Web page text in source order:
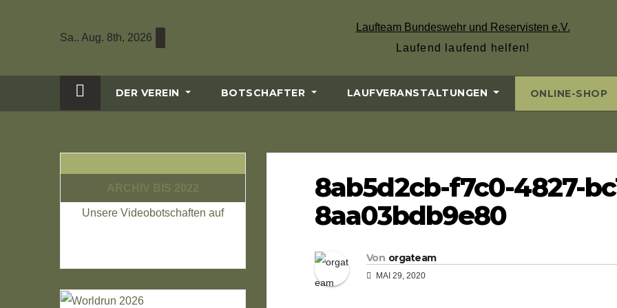
Sa.. Aug. 8th, 2026
Laufteam Bundeswehr und Reservisten e.V.
Laufend laufend helfen!
DER VEREIN BOTSCHAFTER LAUFVERANSTALTUNGEN ONLINE-SHOP
Unsere Videobotschaften auf
8ab5d2cb-f7c0-4827-
8aa03bdb9e80
Von orgateam
MAI 29, 2020